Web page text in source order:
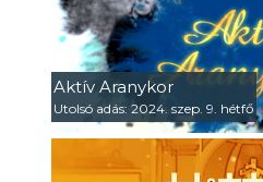
Aktív Aranykor
Utolsó adás: 2024. szep. 9. hétfő